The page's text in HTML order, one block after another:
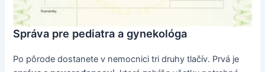
Správa pre pediatra a gynekológa
Po pôrode dostanete v nemocnici tri druhy tlačív. Prvá je